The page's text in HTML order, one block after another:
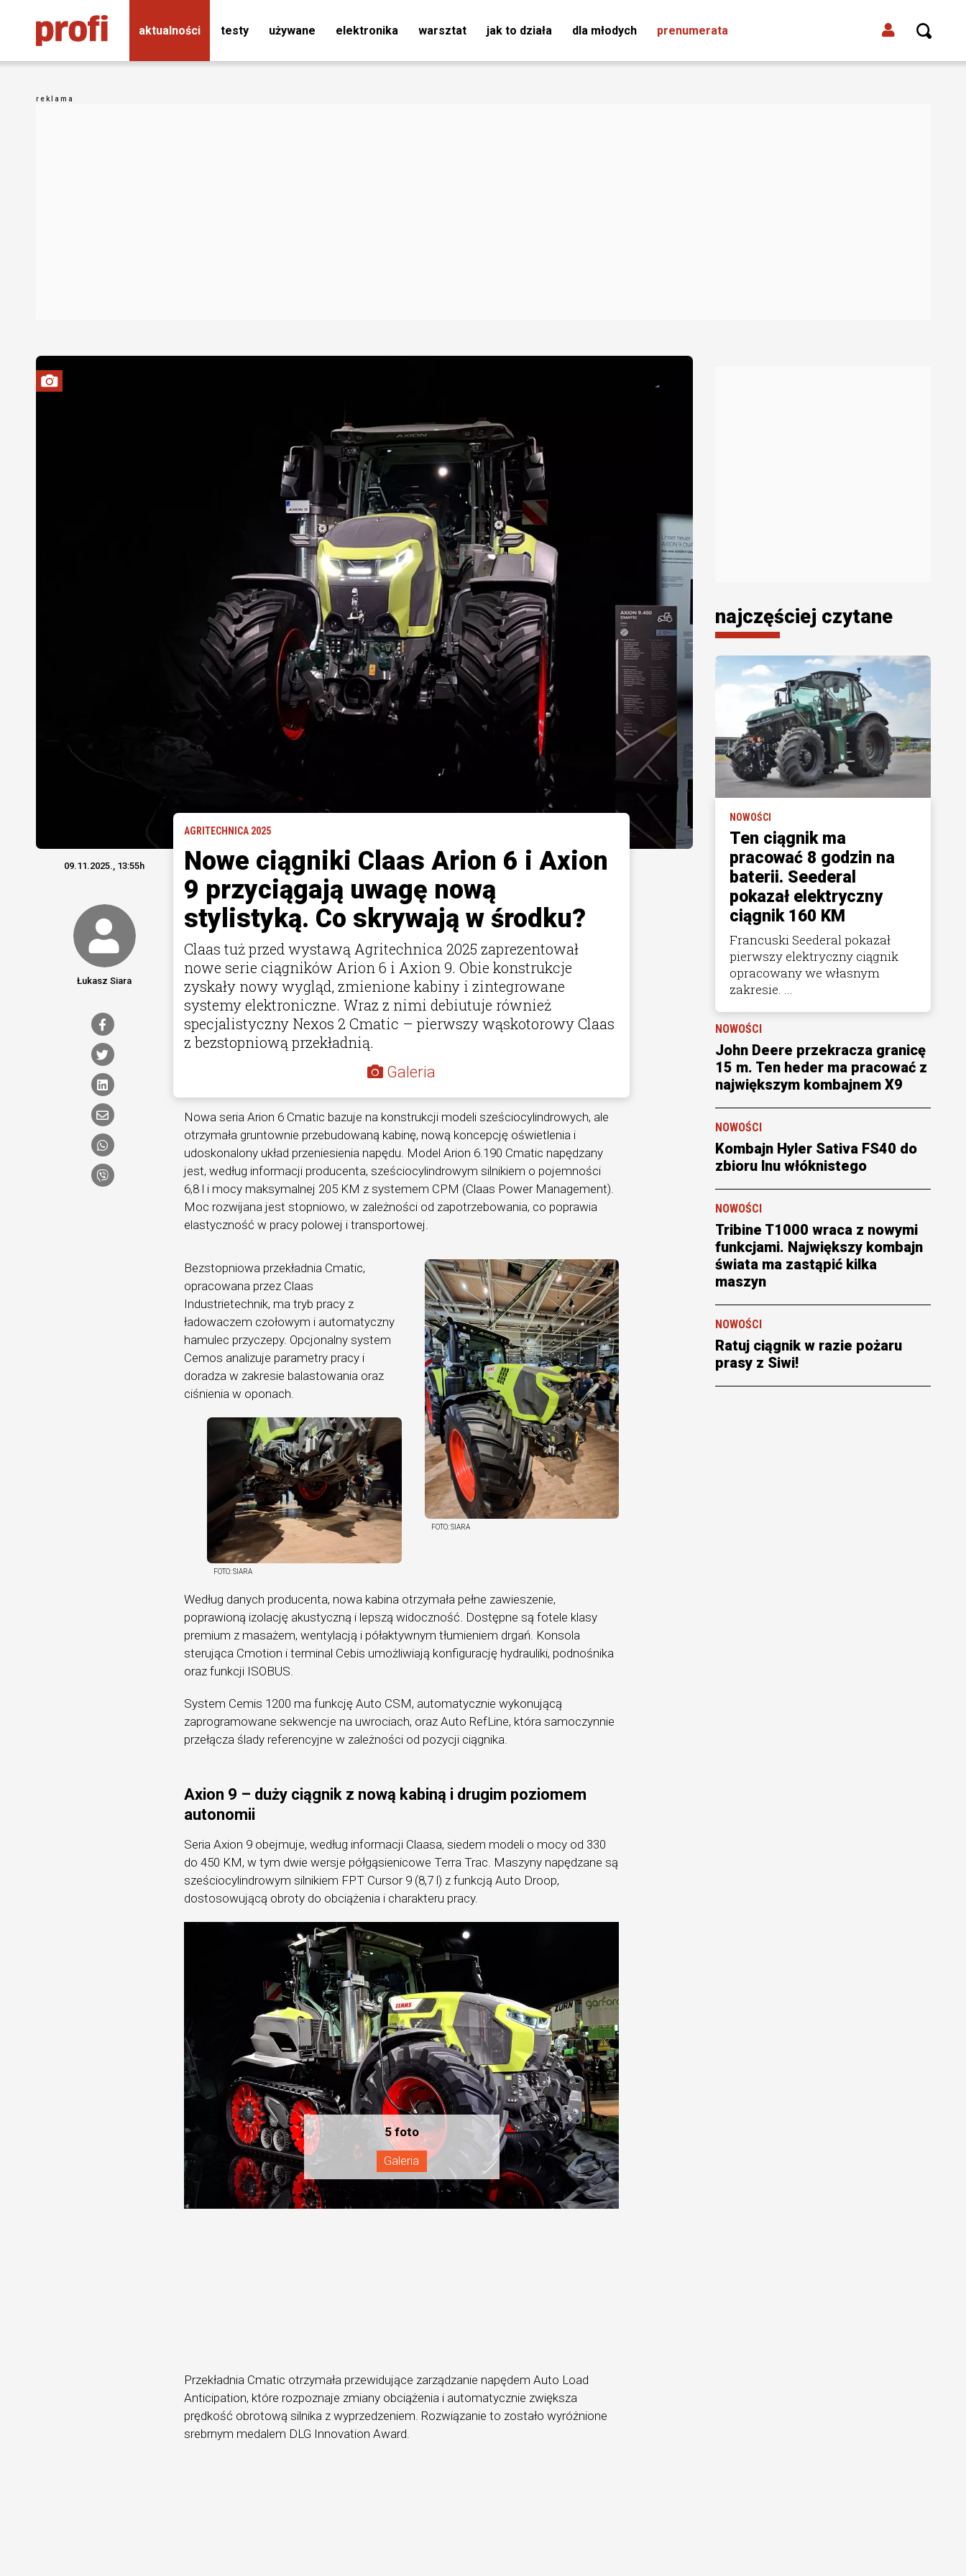
aktualności testy używane elektronika warsztat jak to działa dla młodych prenumerata
AGRITECHNICA 2025
Nowe ciągniki Claas Arion 6 i Axion
9 przyciągają uwagę nową
stylistyką. Co skrywają w środku?
Claas tuż przed wystawą Agritechnica 2025 zaprezentował
nowe serie ciągników Arion 6 i Axion 9. Obie konstrukcje
zyskały nowy wygląd, zmienione kabiny i zintegrowane
systemy elektroniczne. Wraz z nimi debiutuje również
specjalistyczny Nexos 2 Cmatic – pierwszy wąskotorowy Claas
z bezstopniową przekładnią.
Galeria
09.11.2025., 13:55h
Łukasz Siara
Nowa seria Arion 6 Cmatic bazuje na konstrukcji modeli sześciocylindrowych, ale
otrzymała gruntownie przebudowaną kabinę, nową koncepcję oświetlenia i
udoskonalony układ przeniesienia napędu. Model Arion 6.190 Cmatic napędzany
jest, według informacji producenta, sześciocylindrowym silnikiem o pojemności
6,8 l i mocy maksymalnej 205 KM z systemem CPM (Claas Power Management).
Moc rozwijana jest stopniowo, w zależności od zapotrzebowania, co poprawia
elastyczność w pracy polowej i transportowej.
FOTO:SIARA
Bezstopniowa przekładnia Cmatic,
opracowana przez Claas
Industrietechnik, ma tryb pracy z
ładowaczem czołowym i automatyczny
hamulec przyczepy. Opcjonalny system
Cemos analizuje parametry pracy i
doradza w zakresie balastowania oraz
ciśnienia w oponach.
FOTO:SIARA
Według danych producenta, nowa kabina otrzymała pełne zawieszenie,
poprawioną izolację akustyczną i lepszą widoczność. Dostępne są fotele klasy
premium z masażem, wentylacją i półaktywnym tłumieniem drgań. Konsola
sterująca Cmotion i terminal Cebis umożliwiają konfigurację hydrauliki, podnośnika
oraz funkcji ISOBUS.
System Cemis 1200 ma funkcję Auto CSM, automatycznie wykonującą
zaprogramowane sekwencje na uwrociach, oraz Auto RefLine, która samoczynnie
przełącza ślady referencyjne w zależności od pozycji ciągnika.
Axion 9 – duży ciągnik z nową kabiną i drugim poziomem
autonomii
Seria Axion 9 obejmuje, według informacji Claasa, siedem modeli o mocy od 330
do 450 KM, w tym dwie wersje półgąsienicowe Terra Trac. Maszyny napędzane są
sześciocylindrowym silnikiem FPT Cursor 9 (8,7 l) z funkcją Auto Droop,
dostosowującą obroty do obciążenia i charakteru pracy.
Przekładnia Cmatic otrzymała przewidujące zarządzanie napędem Auto Load
Anticipation, które rozpoznaje zmiany obciążenia i automatycznie zwiększa
prędkość obrotową silnika z wyprzedzeniem. Rozwiązanie to zostało wyróżnione
srebrnym medalem DLG Innovation Award.
najczęściej czytane
NOWOŚCI
Ten ciągnik ma
pracować 8 godzin na
baterii. Seederal
pokazał elektryczny
ciągnik 160 KM
Francuski Seederal pokazał
pierwszy elektryczny ciągnik
opracowany we własnym
zakresie. ...
NOWOŚCI
John Deere przekracza granicę
15 m. Ten heder ma pracować z
największym kombajnem X9
NOWOŚCI
Kombajn Hyler Sativa FS40 do
zbioru lnu włóknistego
NOWOŚCI
Tribine T1000 wraca z nowymi
funkcjami. Największy kombajn
świata ma zastąpić kilka
maszyn
NOWOŚCI
Ratuj ciągnik w razie pożaru
prasy z Siwi!